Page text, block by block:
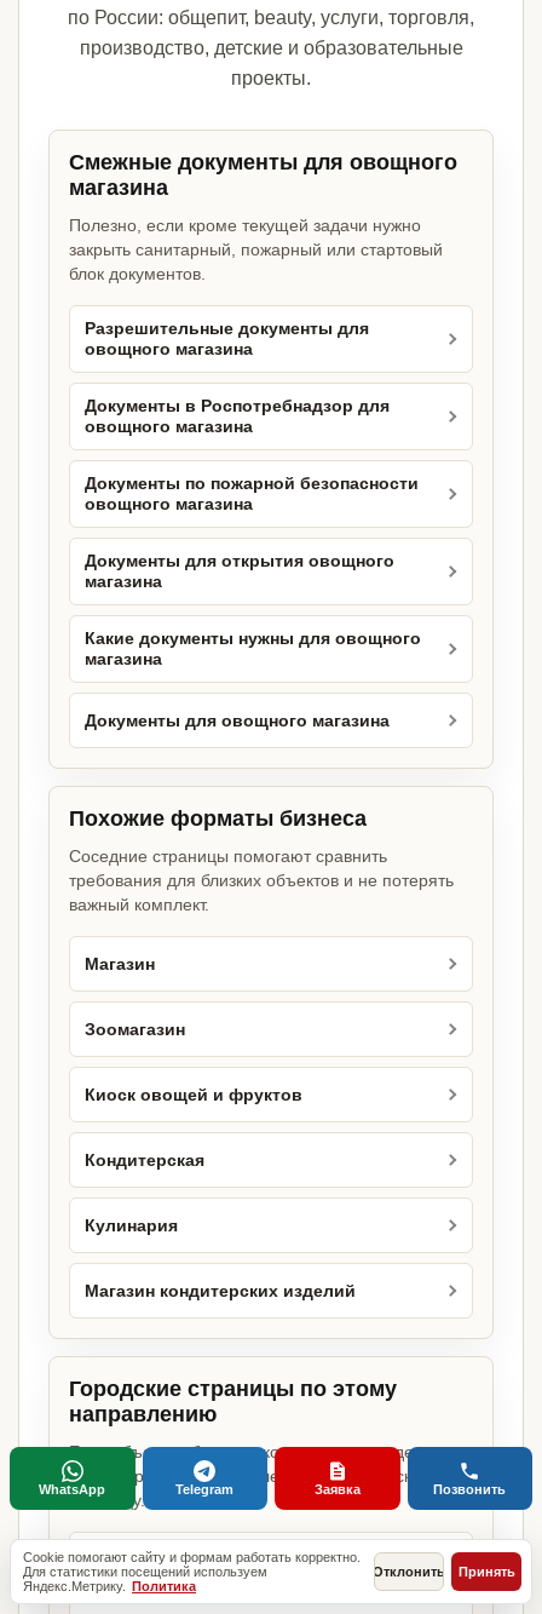
по России: общепит, beauty, услуги, торговля,
производство, детские и образовательные
проекты.
Смежные документы для овощного
магазина
Полезно, если кроме текущей задачи нужно
закрыть санитарный, пожарный или стартовый
блок документов.
Разрешительные документы для
овощного магазина
Документы в Роспотребнадзор для
овощного магазина
Документы по пожарной безопасности
овощного магазина
Документы для открытия овощного
магазина
Какие документы нужны для овощного
магазина
Документы для овощного магазина
Похожие форматы бизнеса
Соседние страницы помогают сравнить
требования для близких объектов и не потерять
важный комплект.
Магазин
Зоомагазин
Киоск овощей и фруктов
Кондитерская
Кулинария
Магазин кондитерских изделий
Городские страницы по этому
направлению
Если объект работает в конкретном городе,
можно сразу открыть релевантную городскую
страницу.
Овощной магазин в Москве
Cookie помогают сайту и формам работать корректно.
Для статистики посещений используем
Яндекс.Метрику. Политика
Отклонить Принять
WhatsApp Telegram Заявка Позвонить